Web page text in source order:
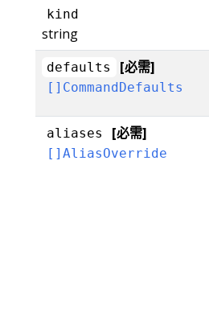
kind
string
defaults [必需]
[]CommandDefaults
aliases [必需]
[]AliasOverride